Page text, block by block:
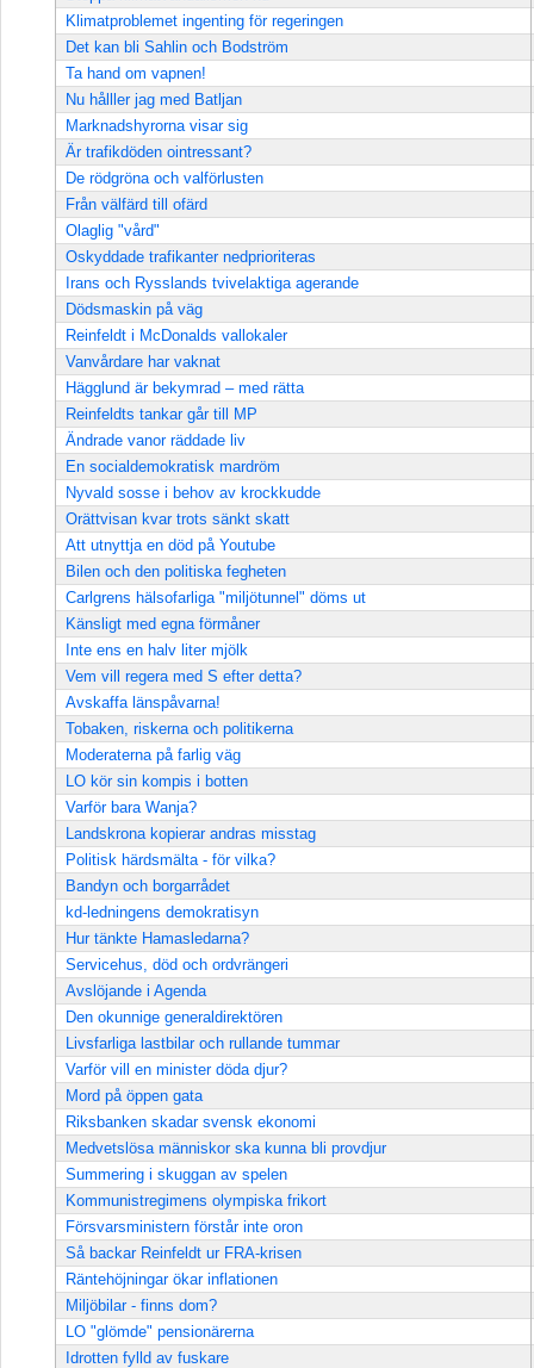
Klimatproblemet ingenting för regeringen
Det kan bli Sahlin och Bodström
Ta hand om vapnen!
Nu hålller jag med Batljan
Marknadshyrorna visar sig
Är trafikdöden ointressant?
De rödgröna och valförlusten
Från välfärd till ofärd
Olaglig "vård"
Oskyddade trafikanter nedprioriteras
Irans och Rysslands tvivelaktiga agerande
Dödsmaskin på väg
Reinfeldt i McDonalds vallokaler
Vanvårdare har vaknat
Hägglund är bekymrad – med rätta
Reinfeldts tankar går till MP
Ändrade vanor räddade liv
En socialdemokratisk mardröm
Nyvald sosse i behov av krockkudde
Orättvisan kvar trots sänkt skatt
Att utnyttja en död på Youtube
Bilen och den politiska fegheten
Carlgrens hälsofarliga "miljötunnel" döms ut
Känsligt med egna förmåner
Inte ens en halv liter mjölk
Vem vill regera med S efter detta?
Avskaffa länspåvarna!
Tobaken, riskerna och politikerna
Moderaterna på farlig väg
LO kör sin kompis i botten
Varför bara Wanja?
Landskrona kopierar andras misstag
Politisk härdsmälta - för vilka?
Bandyn och borgarrådet
kd-ledningens demokratisyn
Hur tänkte Hamasledarna?
Servicehus, död och ordvrängeri
Avslöjande i Agenda
Den okunnige generaldirektören
Livsfarliga lastbilar och rullande tummar
Varför vill en minister döda djur?
Mord på öppen gata
Riksbanken skadar svensk ekonomi
Medvetslösa människor ska kunna bli provdjur
Summering i skuggan av spelen
Kommunistregimens olympiska frikort
Försvarsministern förstår inte oron
Så backar Reinfeldt ur FRA-krisen
Räntehöjningar ökar inflationen
Miljöbilar - finns dom?
LO "glömde" pensionärerna
Idrotten fylld av fuskare